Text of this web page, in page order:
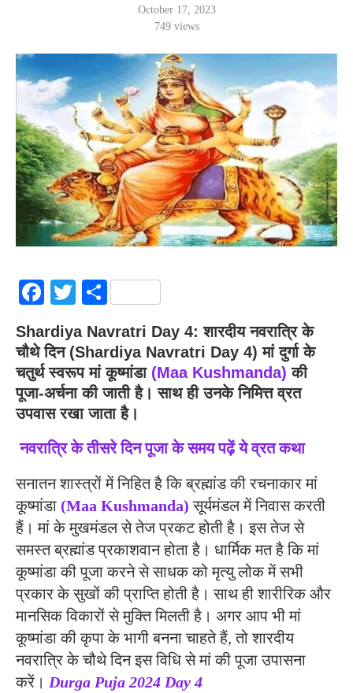
October 17, 2023
749views
Facebook
Twitter
Share
Shardiya Navratri Day 4: शारदीय नवरात्रि के
चौथे दिन (Shardiya Navratri Day 4) मां दुर्गा के
चतुर्थ स्वरूप मां कूष्मांडा (Maa Kushmanda) की
पूजा-अर्चना की जाती है। साथ ही उनके निमित्त व्रत
उपवास रखा जाता है।
नवरात्रि के तीसरे दिन पूजा के समय पढ़ें ये व्रत कथा
सनातन शास्त्रों में निहित है कि ब्रह्मांड की रचनाकार मां
कूष्मांडा (Maa Kushmanda)सूर्यमंडल में निवास करती
हैं। मां के मुखमंडल से तेज प्रकट होती है। इस तेज से
समस्त ब्रह्मांड प्रकाशवान होता है। धार्मिक मत है कि मां
कूष्मांडा की पूजा करने से साधक को मृत्यु लोक में सभी
प्रकार के सुखों की प्राप्ति होती है। साथ ही शारीरिक और
मानसिक विकारों से मुक्ति मिलती है। अगर आप भी मां
कूष्मांडा की कृपा के भागी बनना चाहते हैं, तो शारदीय
नवरात्रि के चौथे दिन इस विधि से मां की पूजा उपासना
करें। Durga Puja 2024 Day 4